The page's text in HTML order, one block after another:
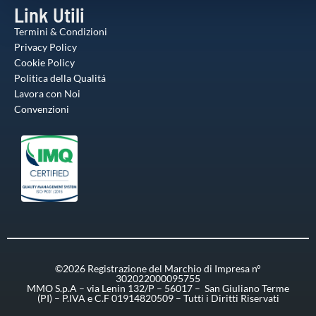
Link Utili
Termini & Condizioni
Privacy Policy
Cookie Policy
Politica della Qualitá
Lavora con Noi
Convenzioni
©2026 Registrazione del Marchio di Impresa n°
302022000095755
MMO S.p.A – via Lenin 132/P – 56017 – San Giuliano Terme
(PI) – P.IVA e C.F 01914820509 – Tutti i Diritti Riservati